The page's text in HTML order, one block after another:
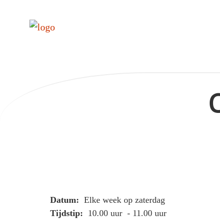
Datum: Elke week op zaterdag
Tijdstip: 10.00 uur - 11.00 uur